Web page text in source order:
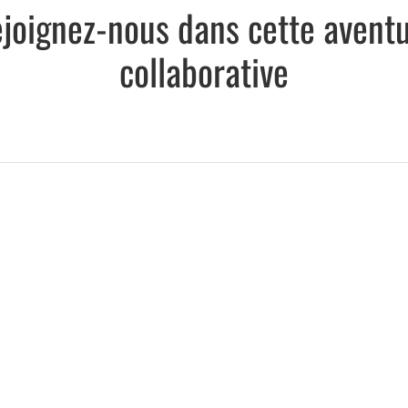
nous dans cette
collaborative